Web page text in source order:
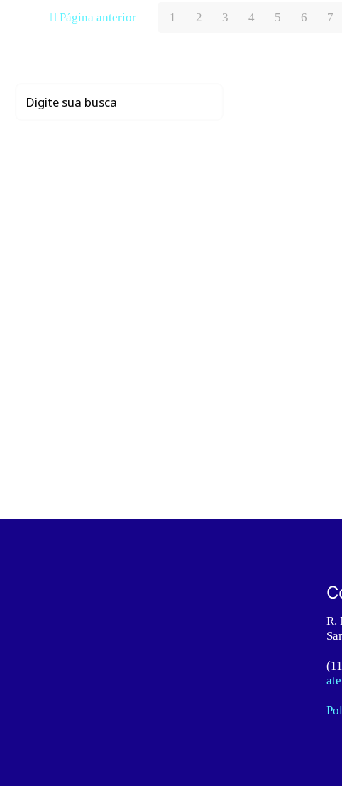
Página anterior 1 2 3 4 5 6 7
R.